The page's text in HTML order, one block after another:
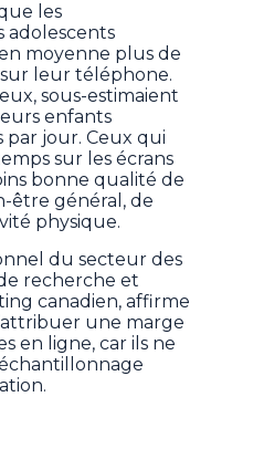
les
adolescents
moyenne plus de
leur téléphone.
sous-estimaient
enfants
par jour. Ceux qui
sur les écrans
bonne qualité de
être général, de
physique.
du secteur des
recherche et
canadien, affirme
une marge
en ligne, car ils ne